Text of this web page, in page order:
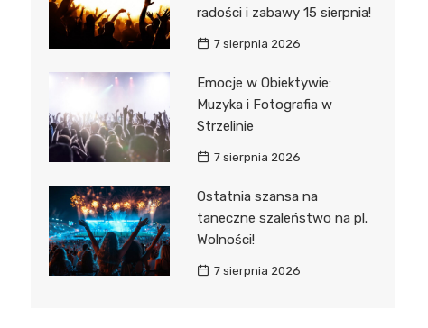
radości i zabawy 15 sierpnia!
7 sierpnia 2026
Emocje w Obiektywie:
Muzyka i Fotografia w
Strzelinie
7 sierpnia 2026
Ostatnia szansa na
taneczne szaleństwo na pl.
Wolności!
7 sierpnia 2026